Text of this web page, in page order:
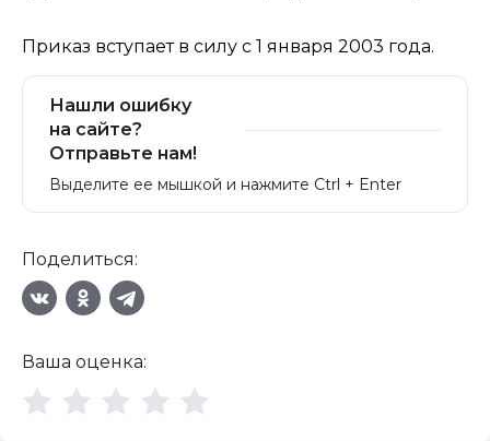
Приказ вступает в силу с 1 января 2003 года.
Нашли ошибку
на сайте?
Отправьте нам!
Выделите ее мышкой и нажмите Ctrl + Enter
Поделиться:
Ваша оценка: